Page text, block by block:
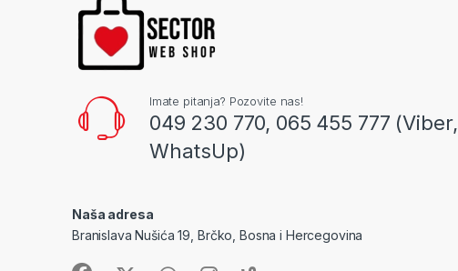
Imate pitanja? Pozovite nas!
049 230 770, 065 455 777 (Viber,
WhatsUp)
Naša adresa
Branislava Nušića 19, Brčko, Bosna i Hercegovina